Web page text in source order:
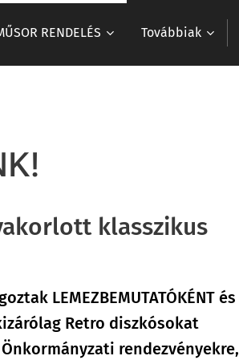
RENDELÉS Továbbiak
klasszikus
LEMEZBEMUTATÓKÉNT és
Retro diszkósokat
rendezvényekre,